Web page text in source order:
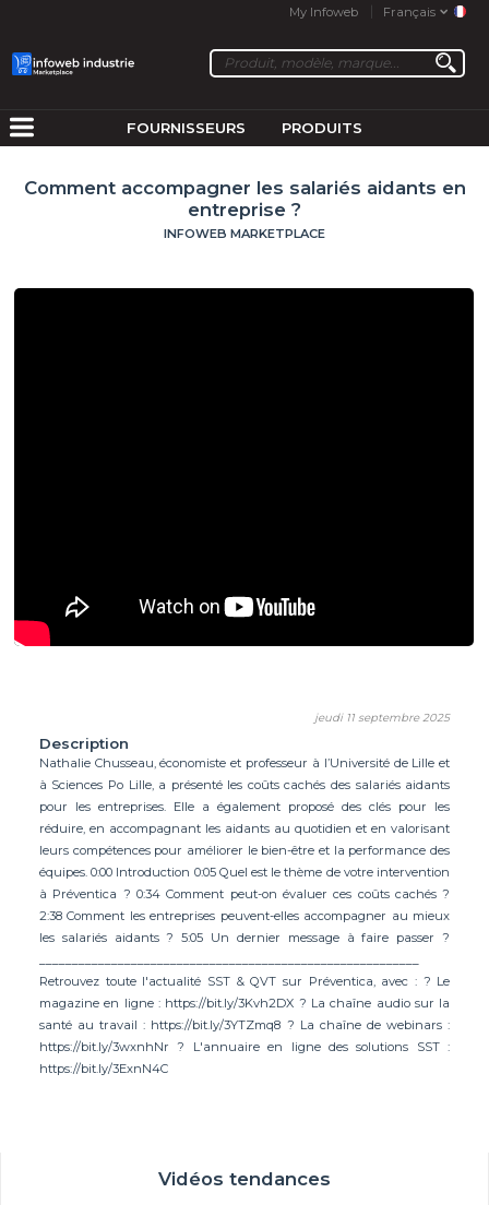
My Infoweb Français
FOURNISSEURS PRODUITS
Comment accompagner les salariés aidants en
entreprise ?
INFOWEB MARKETPLACE
jeudi 11 septembre 2025
Description
Nathalie Chusseau, économiste et professeur à l’Université de Lille et
à Sciences Po Lille, a présenté les coûts cachés des salariés aidants
pour les entreprises. Elle a également proposé des clés pour les
réduire, en accompagnant les aidants au quotidien et en valorisant
leurs compétences pour améliorer le bien-être et la performance des
équipes. 0:00 Introduction 0:05 Quel est le thème de votre intervention
à Préventica ? 0:34 Comment peut-on évaluer ces coûts cachés ?
2:38 Comment les entreprises peuvent-elles accompagner au mieux
les salariés aidants ? 5:05 Un dernier message à faire passer ?
Retrouvez toute l'actualité SST & QVT sur Préventica, avec : ? Le
magazine en ligne : https://bit.ly/3Kvh2DX ? La chaîne audio sur la
santé au travail : https://bit.ly/3YTZmq8 ? La chaîne de webinars :
https://bit.ly/3wxnhNr ? L'annuaire en ligne des solutions SST :
https://bit.ly/3ExnN4C
Vidéos tendances